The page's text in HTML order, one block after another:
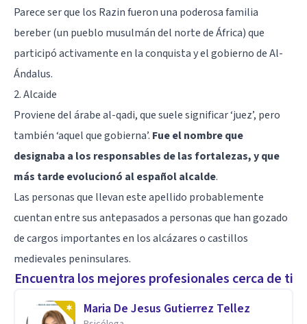
Parece ser que los Razin fueron una poderosa familia
bereber (un pueblo musulmán del norte de África) que
participó activamente en la conquista y el gobierno de Al-
Ándalus.
2. Alcaide
Proviene del árabe al-qadi, que suele significar ‘juez’, pero
también ‘aquel que gobierna’. Fue el nombre que
designaba a los responsables de las fortalezas, y que
más tarde evolucionó al español alcalde.
Las personas que llevan este apellido probablemente
cuentan entre sus antepasados a personas que han gozado
de cargos importantes en los alcázares o castillos
medievales peninsulares.
Encuentra los mejores profesionales cerca de ti
Maria De Jesus Gutierrez Tellez